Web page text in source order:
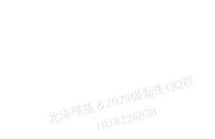
北
洋
维
基
＆
2
0
2
6
级
新
生
Q
Q
群
1
0
2
8
2
2
6
8
3
8